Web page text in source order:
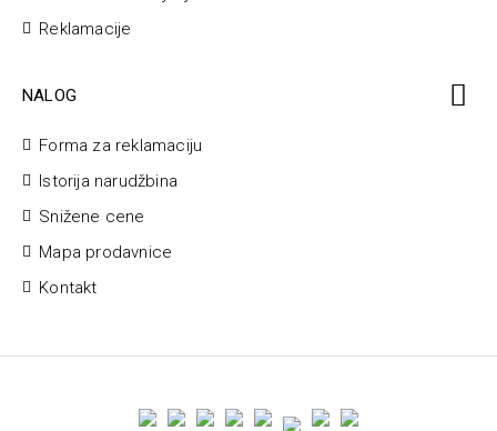
Reklamacije
NALOG
Forma za reklamaciju
Istorija narudžbina
Snižene cene
Mapa prodavnice
Kontakt